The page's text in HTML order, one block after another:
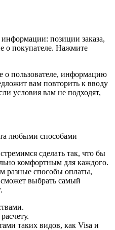
позиции заказа,
о покупателе. Нажмите
о пользователе, информацию
вам повторить к вводу
условия вам не подходят,
сделать так, что бы
комфортным для каждого.
разные способы оплаты,
выбрать самый
таких видов, как Visa и